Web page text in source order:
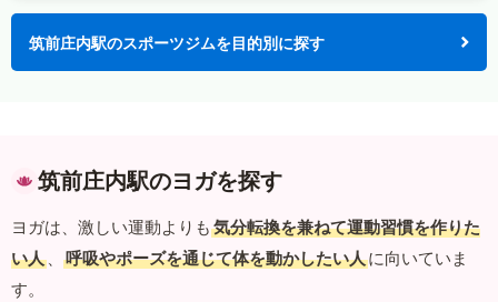
筑前庄内駅のスポーツジムを目的別に探す
筑前庄内駅のヨガを探す
ヨガは、激しい運動よりも 気分転換を兼ねて運動習慣を作りた
い人 、 呼吸やポーズを通じて体を動かしたい人に向いていま
す。